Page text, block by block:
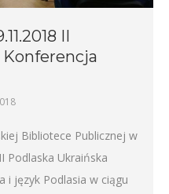
II
Konferencja
Bibliotece Publicznej w
Podlaska Ukraińska
i język Podlasia w ciągu